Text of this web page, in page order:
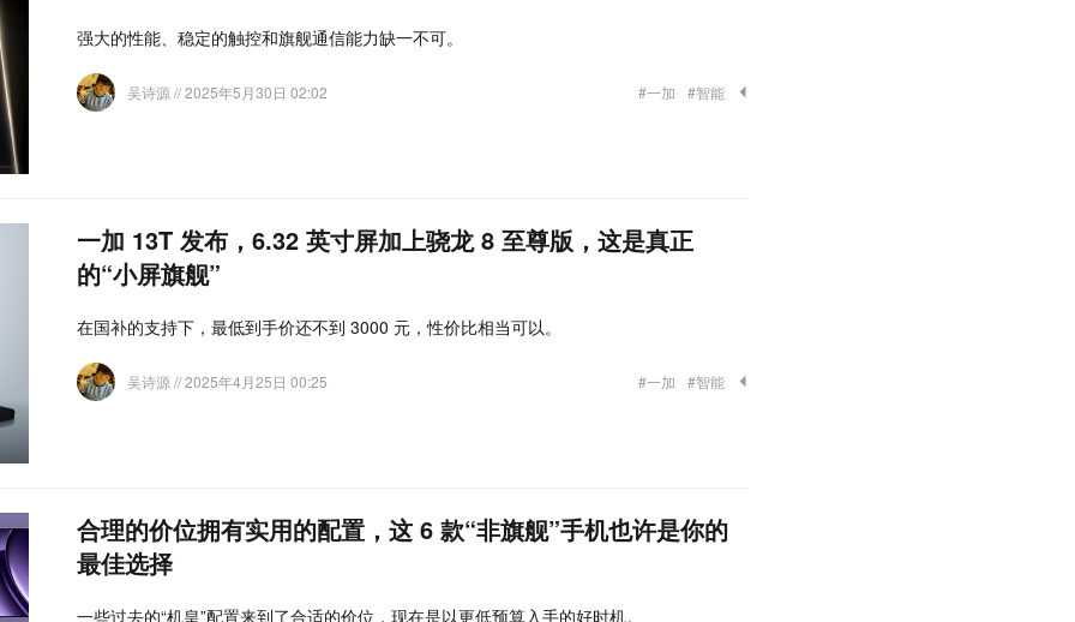
强大的性能、稳定的触控和旗舰通信能力缺一不可。
吴诗源 // 2025年5月30日 02:02 #一加 #智能
一加 13T 发布，6.32 英寸屏加上骁龙 8 至尊版，这是真正
的“小屏旗舰”
在国补的支持下，最低到手价还不到 3000 元，性价比相当可以。
吴诗源 // 2025年4月25日 00:25 #一加 #智能
合理的价位拥有实用的配置，这 6 款“非旗舰”手机也许是你的
最佳选择
一些过去的“机皇”配置来到了合适的价位，现在是以更低预算入手的好时机。